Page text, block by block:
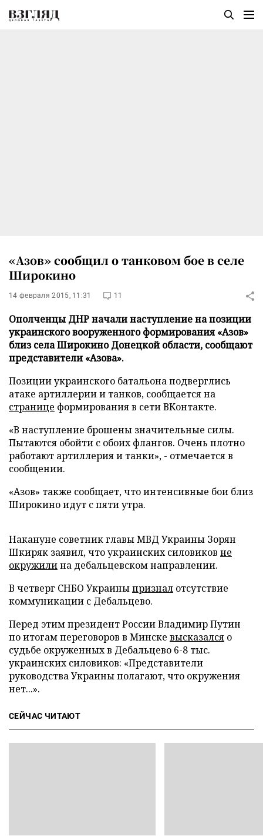
«Азов» сообщил о танковом бое в селе
Широкино
14 февраля 2015, 11:31 11
Ополченцы ДНР начали наступление на позиции
украинского вооруженного формирования «Азов»
близ села Широкино Донецкой области, сообщают
представители «Азова».
Позиции украинского батальона подверглись
атаке артиллерии и танков, сообщается на
странице формирования в сети ВКонтакте.
«В наступление брошены значительные силы.
Пытаются обойти с обоих флангов. Очень плотно
работают артиллерия и танки», - отмечается в
сообщении.
«Азов» также сообщает, что интенсивные бои близ
Широкино идут с пяти утра.
Накануне советник главы МВД Украины Зорян
Шкиряк заявил, что украинских силовиков не
окружилина дебальцевском направлении.
В четверг СНБО Украиныпризнал отсутствие
коммуникации с Дебальцево.
Перед этим президент России Владимир Путин
по итогам переговоров в Минске высказался о
судьбе окруженных в Дебальцево 6-8 тыс.
украинских силовиков: «Представители
руководства Украины полагают, что окружения
нет...».
СЕЙЧАС ЧИТАЮТ